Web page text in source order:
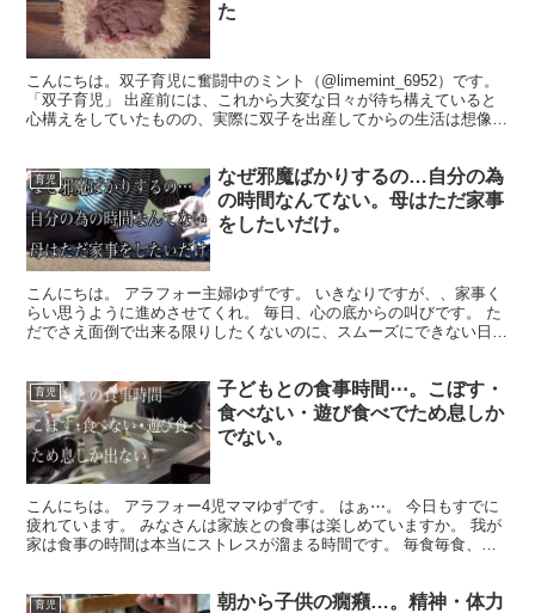
た
こんにちは。双子育児に奮闘中のミント（@limemint_6952）です。
「双子育児」 出産前には、これから大変な日々が待ち構えていると
心構えをしていたものの、実際に双子を出産してからの生活は想像以
育児
なぜ邪魔ばかりするの…自分の為
の時間なんてない。母はただ家事
をしたいだけ。
こんにちは。 アラフォー主婦ゆずです。 いきなりですが、、家事く
らい思うように進めさせてくれ。 毎日、心の底からの叫びです。 た
だでさえ面倒で出来る限りしたくないのに、スムーズにできない日ば
育児
子どもとの食事時間⋯。こぼす・
食べない・遊び食べでため息しか
でない。
こんにちは。 アラフォー4児ママゆずです。 はぁ⋯。 今日もすでに
疲れています。 みなさんは家族との食事は楽しめていますか。 我が
家は食事の時間は本当にストレスが溜まる時間です。 毎食毎食、ご
育児
朝から子供の癇癪…。精神・体力